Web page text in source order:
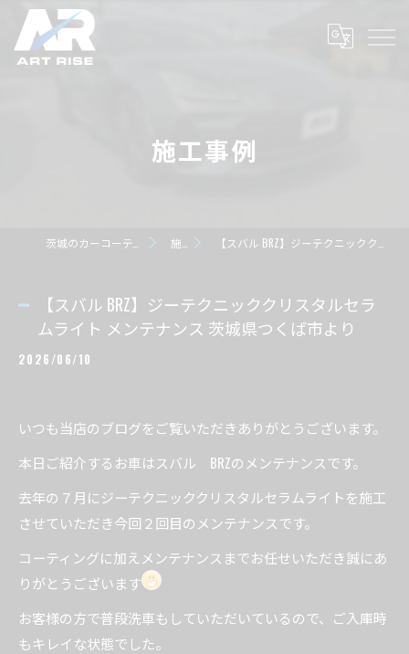
施工事例
施工事例 【スバル BRZ】ジーテクニッククリスタルセラムライト メンテナンス 茨城県つくば市より
【スバル BRZ】ジーテクニッククリスタルセラ
ムライト メンテナンス 茨城県つくば市より
2026/06/10
いつも当店のブログをご覧いただきありがとうございます。
本日ご紹介するお車はスバル BRZのメンテナンスです。
去年の７月にジーテクニッククリスタルセラムライトを施工
させていただき今回２回目のメンテナンスです。
コーティングに加えメンテナンスまでお任せいただき誠にあ
りがとうございます
お客様の方で普段洗車もしていただいているので、ご入庫時
もキレイな状態でした。